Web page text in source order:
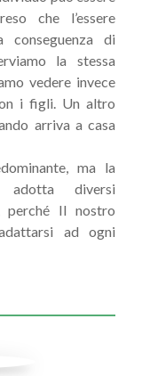
che l’essere
conseguenza di
la stessa
vedere invece
i figli. Un altro
arriva a casa
ma la
diversi
perché Il nostro
ad ogni